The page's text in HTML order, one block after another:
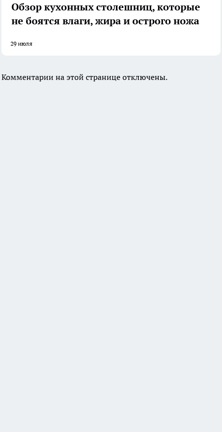
Обзор кухонных столешниц, которые
не боятся влаги, жира и острого ножа
29 июля
Комментарии на этой странице отключены.